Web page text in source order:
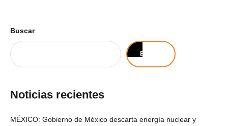
Buscar
Buscar
Noticias recientes
MÉXICO: Gobierno de México descarta energía nuclear y